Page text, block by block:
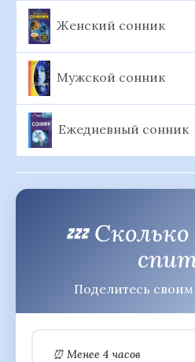
Женский сонник
Мужской сонник
Ежедневный сонник
💤
Поделитесь
⏰ Менее 4 часов